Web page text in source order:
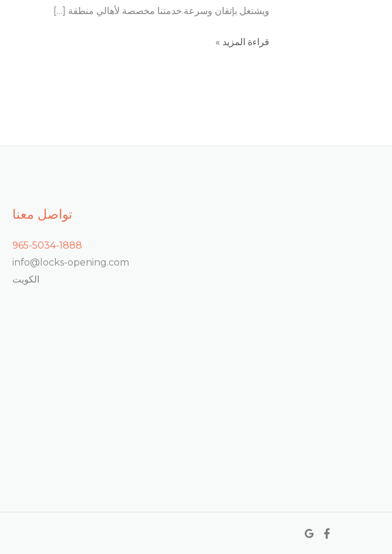
ويشتغل بإتقان وسرعة.خدمتنا مخصصة لأهالي منطقة […]
قراءة المزيد »
تواصل معنا
965-5034-1888
info@locks-opening.com
الكويت